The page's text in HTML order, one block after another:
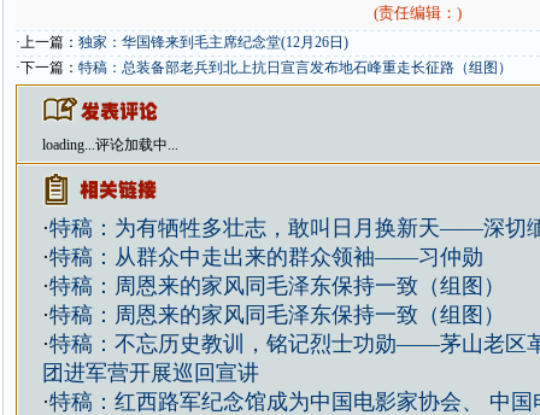
(责任编辑：)
·上一篇： 独家：华国锋来到毛主席纪念堂(12月26日)
·下一篇： 特稿：总装备部老兵到北上抗日宣言发布地石峰重走长征路（组图）
loading...评论加载中...
·特稿：为有牺牲多壮志，敢叫日月换新天——深切
·特稿：从群众中走出来的群众领袖——习仲勋
·特稿：周恩来的家风同毛泽东保持一致（组图）
·特稿：周恩来的家风同毛泽东保持一致（组图）
·特稿：不忘历史教训，铭记烈士功勋——茅山老区
团进军营开展巡回宣讲
·特稿：红西路军纪念馆成为中国电影家协会、 中国